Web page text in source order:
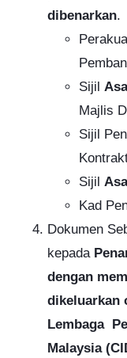
dibenarkan.
Sijil
Majlis
Sijil
Sijil
Kad
Dokumen
kepada
dengan
dikeluarkan
Lembaga
Malaysia